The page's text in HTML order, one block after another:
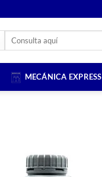
Buscar
MECÁNICA EXPRESS